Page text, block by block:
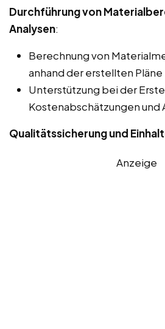
Durchführung von
Analysen:
Berechnung von
anhand der erstellten Pläne
Unterstützung bei der
Kostenabschätzungen und
Qualitätssicherung und
Anzeige